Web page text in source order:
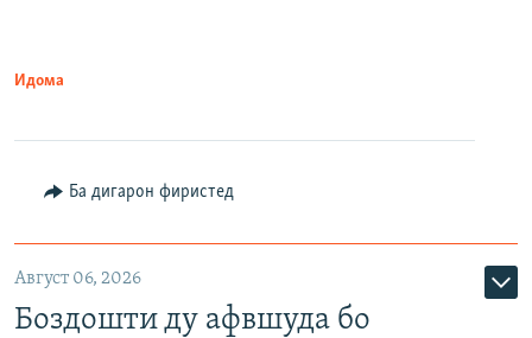
Идома
Ба дигарон фиристед
Август 06, 2026
Боздошти ду афвшуда бо